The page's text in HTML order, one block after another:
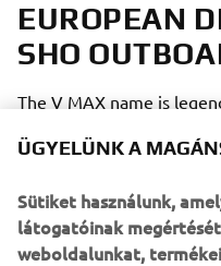
EUROPEAN
SHO
The V MAX name is
recognized as the name
ÜGYELÜNK A
Sütiket használunk,
látogatóinak
weboldalunkat,